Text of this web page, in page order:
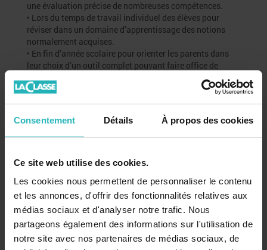
Consentement Détails À propos des cookies
Ce site web utilise des cookies.
Les cookies nous permettent de personnaliser le contenu
et les annonces, d'offrir des fonctionnalités relatives aux
médias sociaux et d'analyser notre trafic. Nous
partageons également des informations sur l'utilisation de
notre site avec nos partenaires de médias sociaux, de
une évaluation précise de nombreuses compétences.
• Lors du temps de travail individuel des élèves pour
réviser dans un domaine d’apprentissage des notions
normalement acquises.
• En fin d’année scolaire pour orienter les parents dans
leur choix d’un outil complet pouvant faire office de
cahier de vacances...
Format 21 x 29,7 cm - 64 pages
Nous vous proposons également